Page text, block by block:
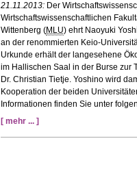
21.11.2013:Der
Wirtschaftswissenschaftlichen
Wittenberg (MLU) ehrt Naoyuki
an der renommierten Keio-
Urkunde erhält der langesehene
im Hallischen Saal in der Burse zur
Dr. Christian Tietje. Yoshino wird
Kooperation der beiden
Informationen finden Sie unter
[ mehr ... ]